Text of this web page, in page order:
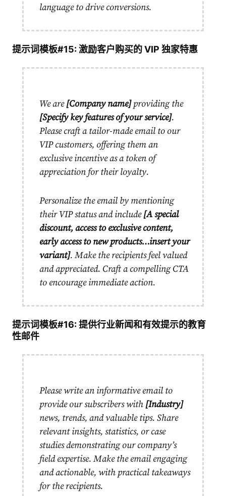
language to drive conversions.
提示词模板#15: 激励客户购买的 VIP 独家特惠
We are[Company name]providing the
[Specify key features of your service].
Please craft a tailor-made email to our
VIP customers, offering them an
exclusive incentive as a token of
appreciation for their loyalty.
Personalize the email by mentioning
their VIP status and include[A special
discount, access to exclusive content,
early access to new products…insert your
variant]. Make the recipients feel valued
and appreciated. Craft a compelling CTA
to encourage immediate action.
提示词模板#16: 提供行业新闻和有效提示的教育
性邮件
Please write an informative email to
provide our subscribers with [Industry]
news, trends, and valuable tips. Share
relevant insights, statistics, or case
studies demonstrating our company’s
field expertise. Make the email engaging
and actionable, with practical takeaways
for the recipients.